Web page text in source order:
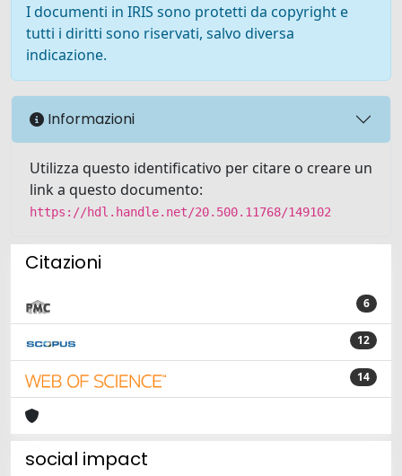
I documenti in IRIS sono protetti da copyright e
tutti i diritti sono riservati, salvo diversa
indicazione.
Informazioni
Utilizza questo identificativo per citare o creare un
link a questo documento:
https://hdl.handle.net/20.500.11768/149102
Citazioni
6
12
14
social impact